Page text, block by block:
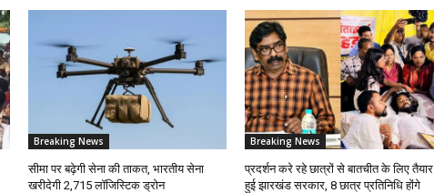
Breaking News
सीमा पर बढ़ेगी सेना की ताकत, भारतीय सेना
खरीदेगी 2,715 लॉजिस्टिक ड्रोन
Breaking News
प्रदर्शन करे रहे छात्रों से बातचीत के लिए तैयार
हुई झारखंड सरकार, 8 छात्र प्रतिनिधि होंगे